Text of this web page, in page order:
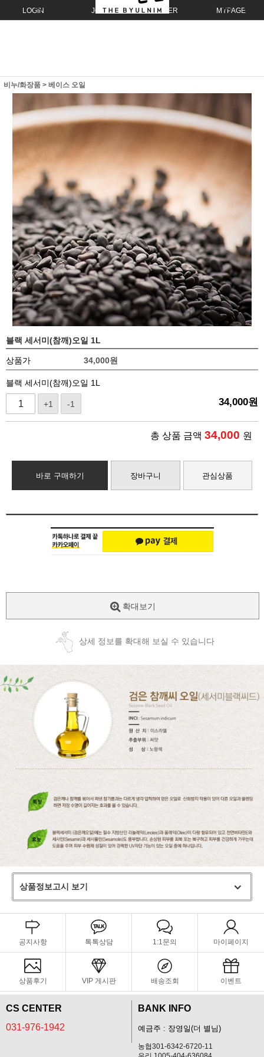
LOGIN JOIN ORDER MYPAGE
비누/화장품 > 베이스 오일
블랙 세서미(참깨)오일 1L
상품가 34,000원
블랙 세서미(참깨)오일 1L
+1 -1 34,000원
총 상품 금액 34,000 원
바로 구매하기 장바구니 관심상품
확대보기
상세 정보를 확대해 보실 수 있습니다
상품정보고시 보기
공지사항 톡톡상담 1:1문의 마이페이지
상품후기 VIP 게시판 배송조회 이벤트
CS CENTER
031-976-1942
BANK INFO
예금주 : 장영일(더 별님)
농협301-6342-6720-11